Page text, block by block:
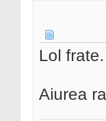
Lol
Aiurea